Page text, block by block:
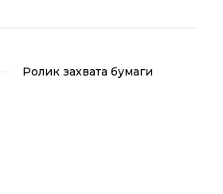
Ролик захвата бумаги